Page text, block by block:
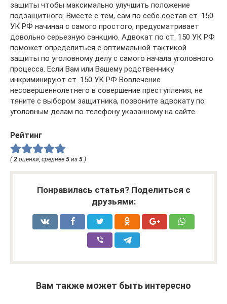
защиты чтобы максимально улучшить положение
подзащитного. Вместе с тем, сам по себе состав ст. 150
УК РФ начиная с самого простого, предусматривает
довольно серьезную санкцию. Адвокат по ст. 150 УК РФ
поможет определиться с оптимальной тактикой
защиты по уголовному делу с самого начала уголовного
процесса. Если Вам или Вашему родственнику
инкриминируют ст. 150 УК РФ Вовлечение
несовершеннолетнего в совершение преступления, не
тяните с выбором защитника, позвоните адвокату по
уголовным делам по телефону указанному на сайте.
Рейтинг
(2 оценки, среднее 5 из 5 )
Понравилась статья? Поделиться с
друзьями:
Вам также может быть интересно